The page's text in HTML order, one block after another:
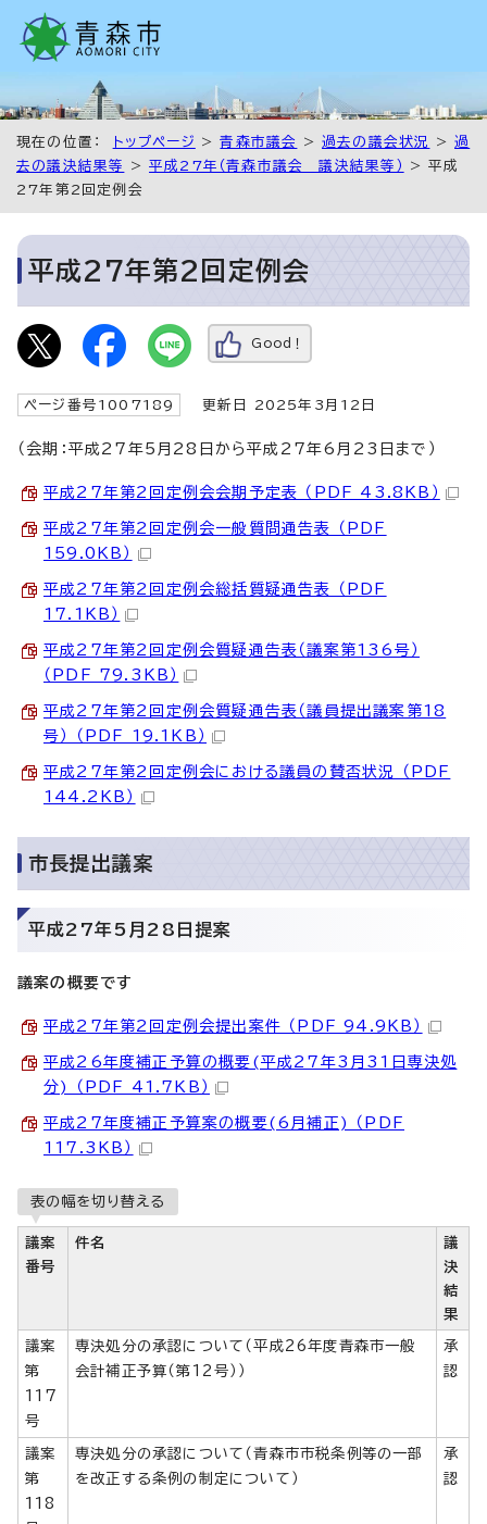
現在の位置： トップページ >青森市議会 >過去の議会状況 >過
去の議決結果等
>平成27年（青森市議会 議決結果等）
> 平成
27年第2回定例会
平成27年第2回定例会
Good！
ページ番号1007189 更新日 2025年3月12日
（会期：平成27年5月28日から平成27年6月23日まで）
平成27年第2回定例会会期予定表 （PDF 43.8KB）
平成27年第2回定例会一般質問通告表 （PDF
159.0KB）
平成27年第2回定例会総括質疑通告表 （PDF
17.1KB）
平成27年第2回定例会質疑通告表（議案第136号）
（PDF 79.3KB）
平成27年第2回定例会質疑通告表（議員提出議案第18
号） （PDF 19.1KB）
平成27年第2回定例会における議員の賛否状況 （PDF
144.2KB）
市長提出議案
平成27年5月28日提案
議案の概要です
平成27年第2回定例会提出案件 （PDF 94.9KB）
平成26年度補正予算の概要(平成27年3月31日専決処
分) （PDF 41.7KB）
平成27年度補正予算案の概要(6月補正) （PDF
117.3KB）
表の幅を切り替える
議案
番号
件名
議
決
結
果
議案
第
117
号
専決処分の承認について（平成26年度青森市一般
会計補正予算（第12号））
承
認
議案
第
118
専決処分の承認について（青森市市税条例等の一部
を改正する条例の制定について）
承
認